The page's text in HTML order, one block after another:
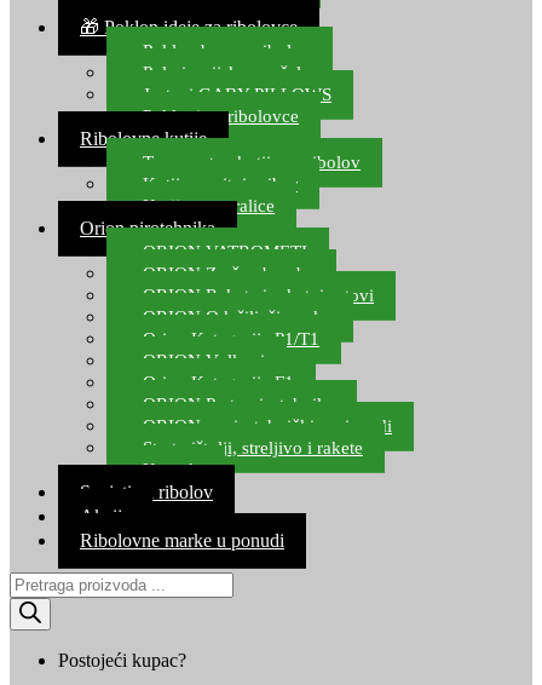
Dalekozori i optika
🎁 Poklon ideje za ribolovce
Poklon bon za ribolov
Polarizacijske naočale
Jastuci GABY PILLOWS
Pokloni za ribolovce
Ribolovne kutije
Transportne kutije za ribolov
Kutije za sitni pribor
Kutije za varalice
Orion pirotehnika
ORION VATROMETI
ORION Zračne bombe
ORION Rakete i raketni setovi
ORION Odašiljači zvuka
Orion Kategorija P1/T1
ORION Vulkani
Orion Kategorija F1
ORION Party pirotehnika
ORION nepirotehnički proizvodi
Start pištolji, streljivo i rakete
Kontakt
Savjeti za ribolov
Akcija
Ribolovne marke u ponudi
Products
search
Postojeći kupac?